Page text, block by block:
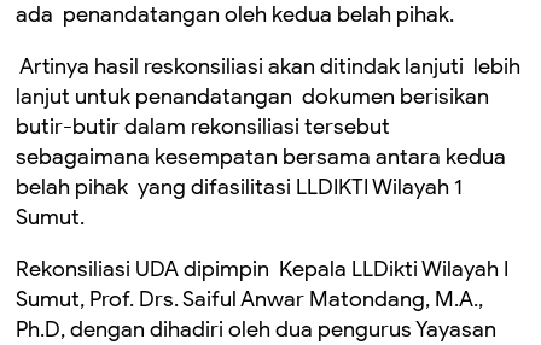
ada penandatangan oleh kedua belah pihak.
Artinya hasil reskonsiliasi akan ditindak lanjuti lebih
lanjut untuk penandatangan dokumen berisikan
butir-butir dalam rekonsiliasi tersebut
sebagaimana kesempatan bersama antara kedua
belah pihak yang difasilitasi LLDIKTI Wilayah 1
Sumut.
Rekonsiliasi UDA dipimpin Kepala LLDikti Wilayah I
Sumut, Prof. Drs. Saiful Anwar Matondang, M.A.,
Ph.D, dengan dihadiri oleh dua pengurus Yayasan